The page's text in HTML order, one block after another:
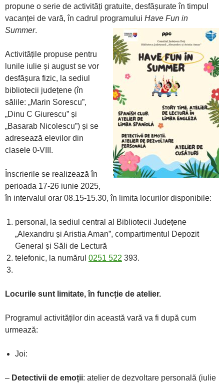
propune o serie de activități gratuite, desfășurate în timpul
vacanței de vară, în cadrul programului Have Fun in
Summer.
Activitățile propuse pentru
lunile iulie și august se vor
desfășura fizic, la sediul
bibliotecii județene (în
sălile: „Marin Sorescu”,
„Dinu C Giurescu” și
„Basarab Nicolescu”) și se
adresează elevilor din
clasele 0-VIII.
Înscrierile se realizează în
perioada 17-26 iunie 2025,
în intervalul orar 08.15-15.30, în limita locurilor disponibile:
personal, la sediul central al Bibliotecii Județene
„Alexandru și Aristia Aman”, compartimentul Depozit
General și Săli de Lectură
telefonic, la numărul 0251 522 393.
Locurile sunt limitate, în funcție de atelier.
Programul activităților din această vară va fi după cum
urmează:
Joi:
– Detectivii de emoții: atelier de dezvoltare personală (iulie